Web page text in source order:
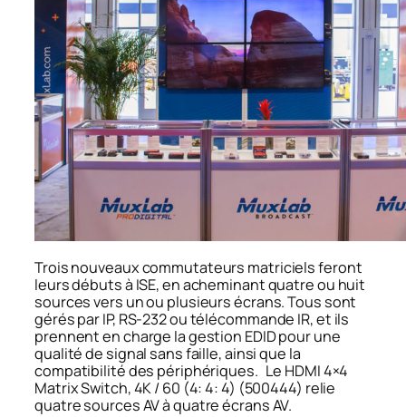
Trois nouveaux commutateurs matriciels feront
leurs débuts à ISE, en acheminant quatre ou huit
sources vers un ou plusieurs écrans. Tous sont
gérés par IP, RS-232 ou télécommande IR, et ils
prennent en charge la gestion EDID pour une
qualité de signal sans faille, ainsi que la
compatibilité des périphériques. Le HDMI 4×4
Matrix Switch, 4K / 60 (4: 4: 4) (500444) relie
quatre sources AV à quatre écrans AV.